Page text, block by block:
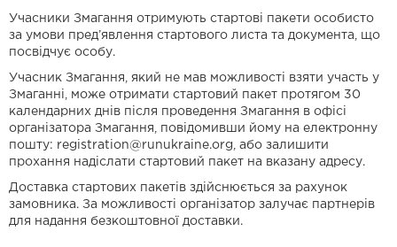
Учасники Змагання отримують стартові пакети особисто
за умови пред’явлення стартового листа та документа, що
посвідчує особу.
Учасник Змагання, який не мав можливості взяти участь у
Змаганні, може отримати стартовий пакет протягом 30
календарних днів після проведення Змагання в офісі
організатора Змагання, повідомивши йому на електронну
пошту: registration@runukraine.org , або залишити
прохання надіслати стартовий пакет на вказану адресу.
Доставка стартових пакетів здійснюється за рахунок
замовника. За можливості організатор залучає партнерів
для надання безкоштовної доставки.